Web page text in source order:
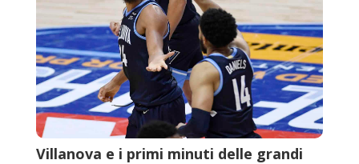
Villanova e i primi minuti delle grandi